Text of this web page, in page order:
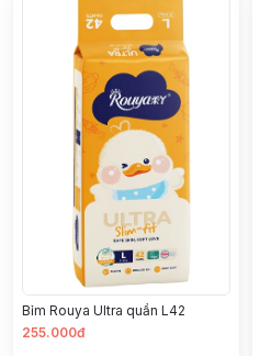
Bỉm Rouya Ultra quần L42
255.000đ